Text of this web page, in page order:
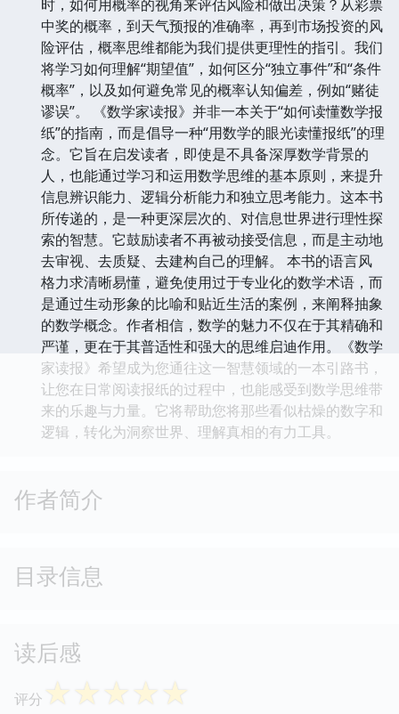
时，如何用概率的视角来评估风险和做出决策？从彩票
中奖的概率，到天气预报的准确率，再到市场投资的风
险评估，概率思维都能为我们提供更理性的指引。我们
将学习如何理解“期望值”，如何区分“独立事件”和“条件
概率”，以及如何避免常见的概率认知偏差，例如“赌徒
谬误”。 《数学家读报》并非一本关于“如何读懂数学报
纸”的指南，而是倡导一种“用数学的眼光读懂报纸”的理
念。它旨在启发读者，即使是不具备深厚数学背景的
人，也能通过学习和运用数学思维的基本原则，来提升
信息辨识能力、逻辑分析能力和独立思考能力。这本书
所传递的，是一种更深层次的、对信息世界进行理性探
索的智慧。它鼓励读者不再被动接受信息，而是主动地
去审视、去质疑、去建构自己的理解。 本书的语言风
格力求清晰易懂，避免使用过于专业化的数学术语，而
是通过生动形象的比喻和贴近生活的案例，来阐释抽象
的数学概念。作者相信，数学的魅力不仅在于其精确和
严谨，更在于其普适性和强大的思维启迪作用。《数学
家读报》希望成为您通往这一智慧领域的一本引路书，
让您在日常阅读报纸的过程中，也能感受到数学思维带
来的乐趣与力量。它将帮助您将那些看似枯燥的数字和
逻辑，转化为洞察世界、理解真相的有力工具。
作者简介
目录信息
读后感
评分 ☆☆☆☆☆